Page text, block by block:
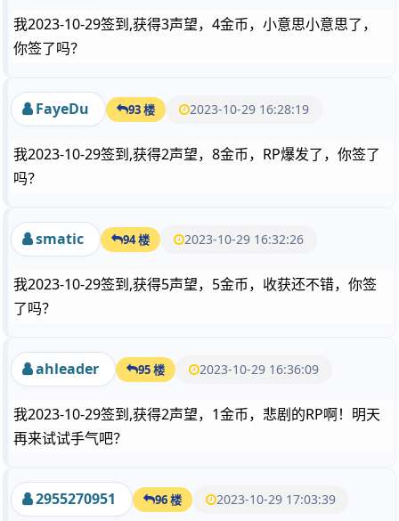
我2023-10-29签到,获得3声望，4金币，小意思小意思了，
你签了吗？
FayeDu 93 楼 2023-10-29 16:28:19
我2023-10-29签到,获得2声望，8金币，RP爆发了，你签了
吗？
smatic 94 楼 2023-10-29 16:32:26
我2023-10-29签到,获得5声望，5金币，收获还不错，你签
了吗？
ahleader 95 楼 2023-10-29 16:36:09
我2023-10-29签到,获得2声望，1金币，悲剧的RP啊！明天
再来试试手气吧？
2955270951 96 楼 2023-10-29 17:03:39